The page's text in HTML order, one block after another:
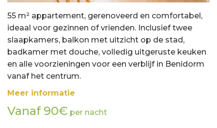
55 m² appartement, gerenoveerd en comfortabel,
ideaal voor gezinnen of vrienden. Inclusief twee
slaapkamers, balkon met uitzicht op de stad,
badkamer met douche, volledig uitgeruste keuken
en alle voorzieningen voor een verblijf in Benidorm
vanaf het centrum.
Meer informatie
Vanaf 90€ per nacht